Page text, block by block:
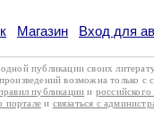
Магазин Вход для
публикации своих
возможна только с
публикации и российского
портале и связаться с